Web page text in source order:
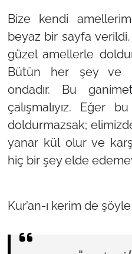
Bize kendi
beyaz bir sayfa
güzel amellerle
Bütün her şey ve
ondadır. Bu
çalışmalıyız. Eğer
doldurmazsak;
yanar kül olur ve
hiç bir şey elde
Kur’an-ı kerim de